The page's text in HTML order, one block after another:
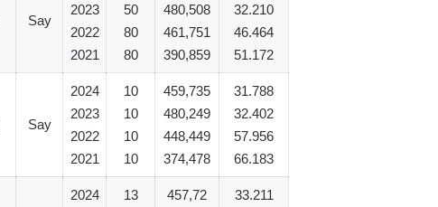
Say
2023
2022
2021
50
80
80
480,508
461,751
390,859
32.210
46.464
51.172
Say
2024
2023
2022
2021
10
10
10
10
459,735
480,249
448,449
374,478
31.788
32.402
57.956
66.183
2024
13
457,72
33.211